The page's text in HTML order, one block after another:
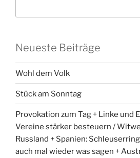
Neueste Beiträge
Wohl dem Volk
Stück am Sonntag
Provokation zum Tag + Linke und
Vereine stärker besteuern /
Russland + Spanien:
auch mal wieder was sagen +